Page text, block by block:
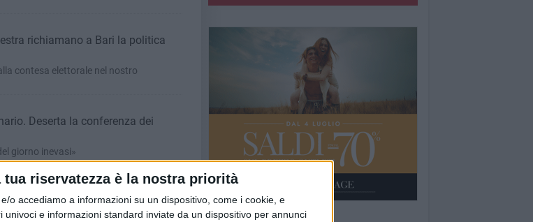
riservatezza è la nostra priorità
o accediamo a informazioni su un dispositivo, come i cookie, e
e informazioni standard inviate da un dispositivo per annunci
richiamano a Bari la politica
contesa elettorale nel nostro
Deserta la conferenza dei
giorno inevasi»
Alberto Sordi
di Fabio Romito